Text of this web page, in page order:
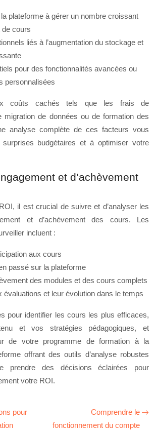
plateforme à gérer un nombre croissant
de cours
liés à l’augmentation du stockage et
pour des fonctionnalités avancées ou
personnalisées
coûts cachés tels que les frais de
migration de données ou de formation des
analyse complète de ces facteurs vous
budgétaires et à optimiser votre
et d’achèvement
il est crucial de suivre et d’analyser les
et d’achèvement des cours. Les
incluent :
aux cours
passé sur la plateforme
des modules et des cours complets
évaluations et leur évolution dans le temps
pour identifier les cours les plus efficaces,
et vos stratégies pédagogiques, et
de votre programme de formation à la
offrant des outils d’analyse robustes
prendre des décisions éclairées pour
votre ROI.
pour
Comprendre le
fonctionnement du compte